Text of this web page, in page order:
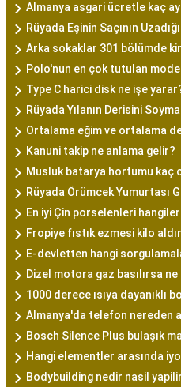
Almanya asgari ücretle kaç
Rüyada Eşinin Saçının
Arka sokaklar 301 bölümde
Polo'nun en çok tutulan
Type C harici disk ne işe
Rüyada Yılanın Derisini
Ortalama eğim ve ortalama
Kanuni takip ne anlama gelir?
Musluk batarya hortumu kaç
Rüyada Örümcek Yumurtası
En iyi Çin porselenleri
Fropiye fıstık ezmesi kilo
E-devletten hangi
Dizel motora gaz basılırsa
1000 derece ısıya dayanıklı
Almanya'da telefon nereden
Bosch Silence Plus bulaşık
Hangi elementler arasında
Bodybuilding nedir nasil